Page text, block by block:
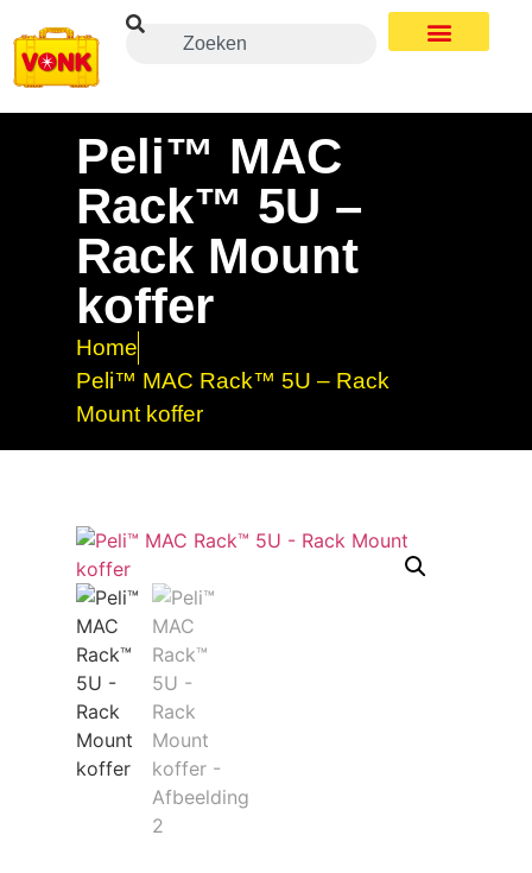
Peli™ MAC
Rack™ 5U –
Rack Mount
koffer
Home
Peli™ MAC Rack™ 5U – Rack
Mount koffer